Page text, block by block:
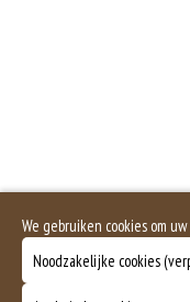
We gebruiken cookies om
Noodzakelijke cookies